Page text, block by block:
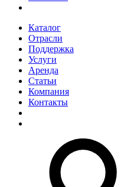
Каталог
Отрасли
Поддержка
Услуги
Аренда
Статьи
Компания
Контакты